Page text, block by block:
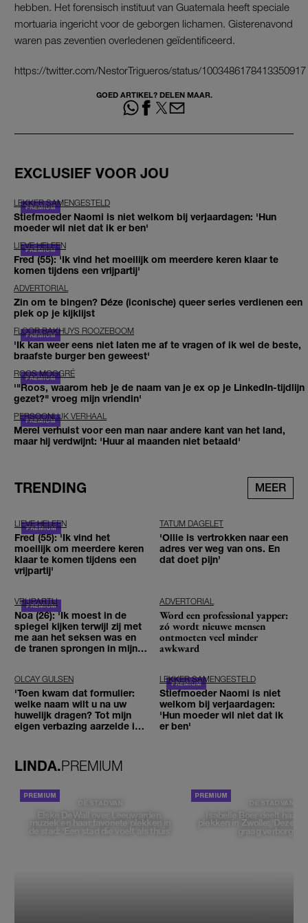
hebben. Het forensisch instituut van Guatemala heeft speciale
mortuaria ingericht voor de geborgen lichamen. Gisterenavond
waren pas zeventien overledenen geïdentificeerd.
https://twitter.com/NestorTrigueros/status/1003486178413350917
GOED ARTIKEL? DELEN MAAR.
EXCLUSIEF VOOR JOU
LEKKER SAMENGESTELD
Stiefmoeder Naomi is niet welkom bij verjaardagen: 'Hun
moeder wil niet dat ik er ben'
LIEVE HELEEN
Fred (55): 'Ik vind het moeilijk om meerdere keren klaar te
komen tijdens een vrijpartij'
ADVERTORIAL
Zin om te bingen? Déze (iconische) queer series verdienen een
plek op je kijklijst
FLOOR BAKHUYS ROOZEBOOM
'Ik kan weer eens niet laten me af te vragen of ik wel de beste,
braafste burger ben geweest'
ROOS MOGGRÉ
'"Roos, waarom heb je de naam van je ex op je LinkedIn-tijdlijn
gezet?" vroeg mijn vriendin'
PERSOONLIJK VERHAAL
Merel verhuist voor een man naar andere kant van het land,
maar hij verdwijnt: 'Huur al maanden niet betaald'
TRENDING MEER
LIEVE HELEEN
Fred (55): 'Ik vind het
moeilijk om meerdere keren
klaar te komen tijdens een
vrijpartij'
TATUM DAGELET
'Ollie is vertrokken naar een
adres ver weg van ons. En
dat doet pijn’
VRIJPARTIJ
Noa (26): 'Ik moest in de
spiegel kijken terwijl zij met
me aan het seksen was en
de tranen sprongen in mijn
ADVERTORIAL
Word een professional yapper:
zó wordt nieuwe mensen
ontmoeten veel minder
awkward
OLCAY GULSEN
'Toen kwam dat formulier:
welke naam wilt u na uw
huwelijk dragen? Tot mijn
eigen verbazing aarzelde ik
LEKKER SAMENGESTELD
Stiefmoeder Naomi is niet
welkom bij verjaardagen:
'Hun moeder wil niet dat ik
er ben'
LINDA.PREMIUM
DE STAD VAN
Elske DeWall over Leeuwarden,
muziek en haar favoriete plekken in
de stad: 'Een stad die voelt als thuis'
DE STAD VAN
Isabelle Boer deelt haar
plekken in Zwolle: 'Deze
graag verborgen'